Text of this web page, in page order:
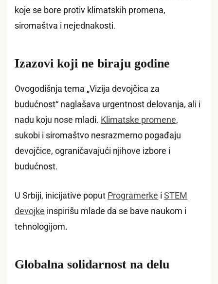
koje se bore protiv klimatskih promena,
siromaštva i nejednakosti.
Izazovi koji ne biraju godine
Ovogodišnja tema „Vizija devojčica za
budućnost“ naglašava urgentnost delovanja, ali i
nadu koju nose mladi. Klimatske promene,
sukobi i siromaštvo nesrazmerno pogađaju
devojčice, ograničavajući njihove izbore i
budućnost.
U Srbiji, inicijative poput Programerke i STEM
devojke inspirišu mlade da se bave naukom i
tehnologijom.
Globalna solidarnost na delu